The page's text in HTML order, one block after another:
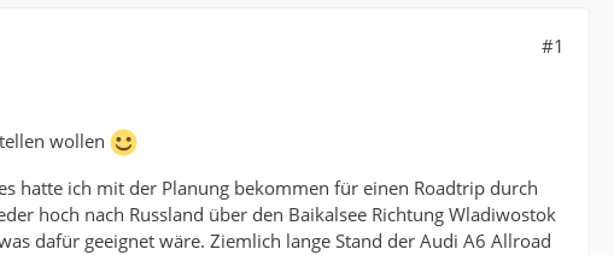
#1
wollen
hatte ich mit der Planung bekommen für einen Roadtrip durch
hoch nach Russland über den Baikalsee Richtung Wladiwostok
dafür geeignet wäre. Ziemlich lange Stand der Audi A6 Allroad